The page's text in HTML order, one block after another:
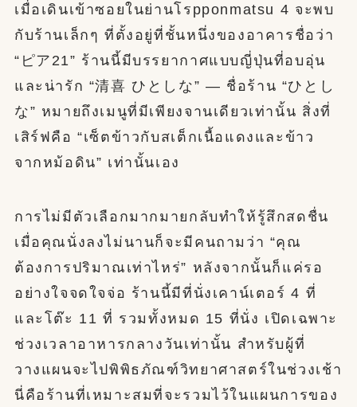
เมื่อเดินเข้าซอยในย่านโรpponmatsu 4 จะพบ
กับร้านเล็กๆ ที่ตั้งอยู่ที่ชั้นหนึ่งของอาคารชื่อว่า
“ピア21” ร้านนี้มีบรรยากาศแบบญี่ปุ่นที่อบอุ่น
และน่ารัก “清喜 ひとしな” — ชื่อร้าน “ひとし
な” หมายถึงเมนูที่มีเพียงจานเดียวเท่านั้น สิ่งที่
เสิร์ฟคือ “เซ็ตข้าวกับสเต็กเนื้อแดงและข้าว
จากหม้อดิน” เท่านั้นเอง
การไม่มีตัวเลือกมากมายกลับทำให้รู้สึกสดชื่น
เมื่อคุณนั่งลงไม่นานก็จะมีคนถามว่า “คุณ
ต้องการปริมาณเท่าไหร่” หลังจากนั้นก็แค่รอ
อย่างใจจดใจจ่อ ร้านนี้มีที่นั่งเคาน์เตอร์ 4 ที่
และโต๊ะ 11 ที่ รวมทั้งหมด 15 ที่นั่ง เปิดเฉพาะ
ช่วงเวลาอาหารกลางวันเท่านั้น สำหรับผู้ที่
วางแผนจะไปพิพิธภัณฑ์วิทยาศาสตร์ในช่วงเช้า
นี่คือร้านที่เหมาะสมที่จะรวมไว้ในแผนการของ